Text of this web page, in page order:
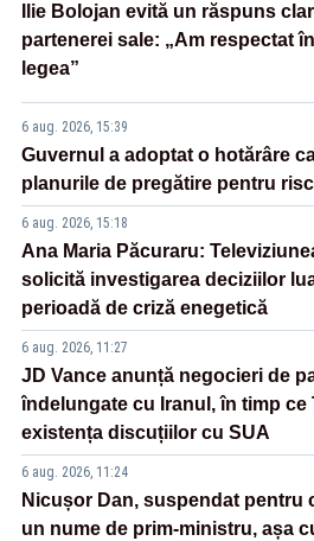
Ilie Bolojan evită un răspuns
partenerei sale: „Am respectat
legea”
6 aug. 2026, 15:39
Guvernul a adoptat o hotărâre
planurile de pregătire pentru
6 aug. 2026, 15:18
Ana Maria Păcuraru:
solicită investigarea deciziilor
perioadă de criză enegetică
6 aug. 2026, 11:27
JD Vance anunță negocieri de
îndelungate cu Iranul, în timp ce
existența discuțiilor cu SUA
6 aug. 2026, 11:24
Nicușor Dan, suspendat pentru
un nume de prim-ministru, așa